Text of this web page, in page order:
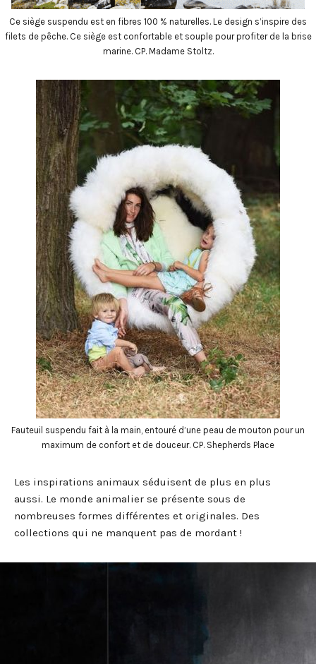
Ce siège suspendu est en fibres 100 % naturelles. Le design s’inspire des
filets de pêche. Ce siège est confortable et souple pour profiter de la brise
marine. CP. Madame Stoltz.
Fauteuil suspendu fait à la main, entouré d’une peau de mouton pour un
maximum de confort et de douceur. CP. Shepherds Place
Les inspirations animaux séduisent de plus en plus
aussi. Le monde animalier se présente sous de
nombreuses formes différentes et originales. Des
collections qui ne manquent pas de mordant !